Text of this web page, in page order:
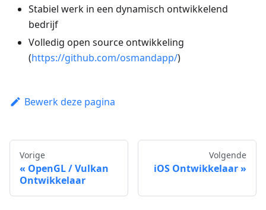
Stabiel werk in een dynamisch ontwikkelend
bedrijf
Volledig open source ontwikkeling
(https://github.com/osmandapp/)
Bewerk deze pagina
Vorige
OpenGL / Vulkan
Ontwikkelaar
Volgende
iOS Ontwikkelaar